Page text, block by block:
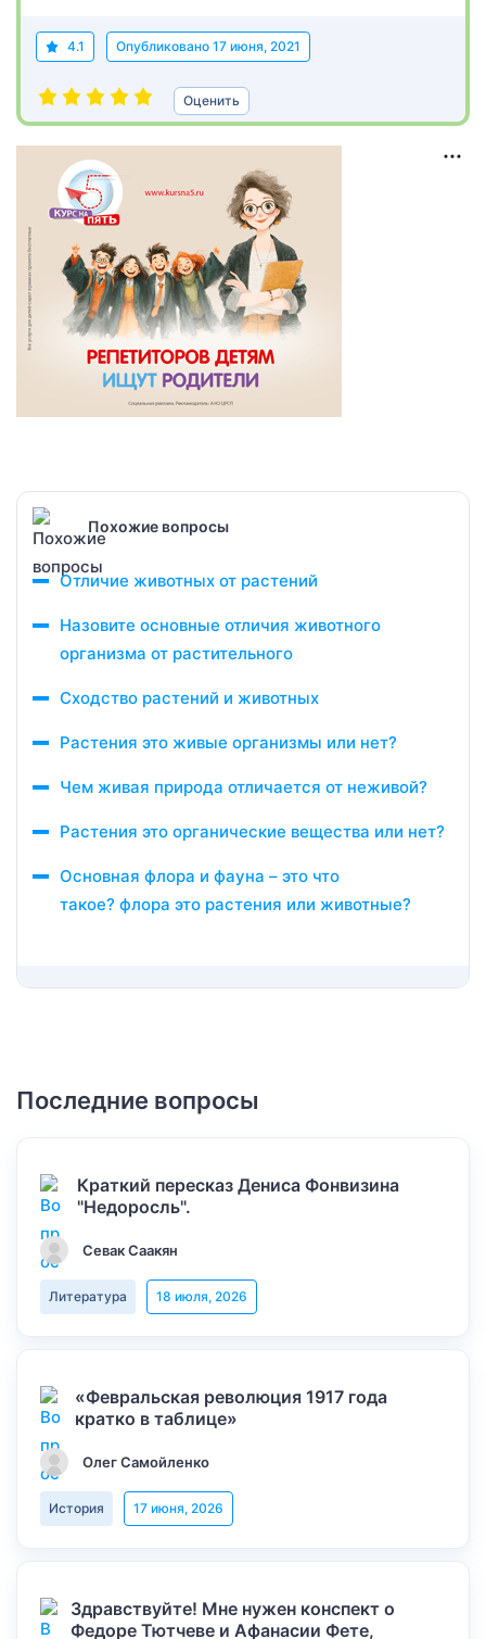
4.1 Опубликовано 17 июня, 2021
Оценить
Похожие вопросы
Отличие животных от растений
Назовите основные отличия животного
организма от растительного
Сходство растений и животных
Растения это живые организмы или нет?
Чем живая природа отличается от неживой?
Растения это органические вещества или нет?
Основная флора и фауна – это что
такое? флора это растения или животные?
Последние вопросы
Краткий пересказ Дениса Фонвизина
"Недоросль".
Севак Саакян
Литература 18 июля, 2026
«Февральская революция 1917 года
кратко в таблице»
Олег Самойленко
История 17 июня, 2026
Здравствуйте! Мне нужен конспект о
Федоре Тютчеве и Афанасии Фете,